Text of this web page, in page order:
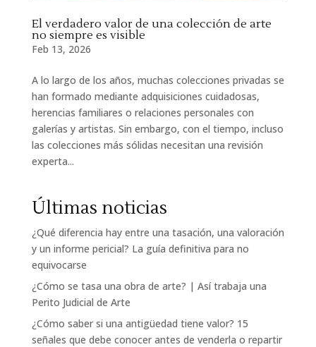
El verdadero valor de una colección de arte
no siempre es visible
Feb 13, 2026
A lo largo de los años, muchas colecciones privadas se
han formado mediante adquisiciones cuidadosas,
herencias familiares o relaciones personales con
galerías y artistas. Sin embargo, con el tiempo, incluso
las colecciones más sólidas necesitan una revisión
experta...
Últimas noticias
¿Qué diferencia hay entre una tasación, una valoración
y un informe pericial? La guía definitiva para no
equivocarse
¿Cómo se tasa una obra de arte? | Así trabaja una
Perito Judicial de Arte
¿Cómo saber si una antigüedad tiene valor? 15
señales que debe conocer antes de venderla o repartir